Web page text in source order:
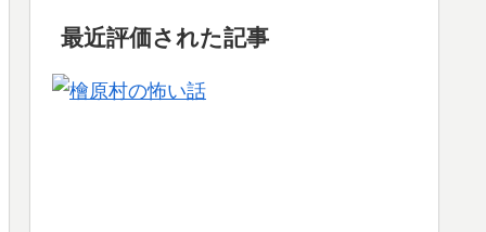
最近評価された記事